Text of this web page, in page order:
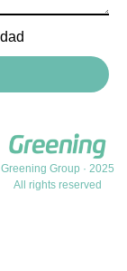
Greening Group · 2025
All rights reserved